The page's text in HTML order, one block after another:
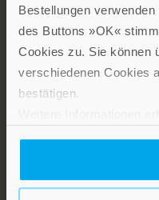
Bestellungen
des Buttons »OK«
Cookies zu. Sie können
verschiedenen Cookies
bestätigen.
Verlag am Eschbach
Das Programm dieses
Zeitschriften aus